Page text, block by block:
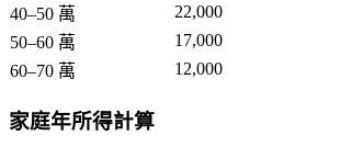
40–50 萬
22,000
50–60 萬
17,000
60–70 萬
12,000
家庭年所得計算